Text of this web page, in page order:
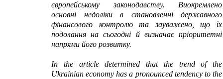
європейському законодавству. Виокремлено
основні недоліки в становленні державного
фінансового контролю та зауважено, що їх
подолання на сьогодні й визначає пріоритетні
напрями його розвитку.
In the article determined that the trend of the
Ukrainian economy has a pronounced tendency to the